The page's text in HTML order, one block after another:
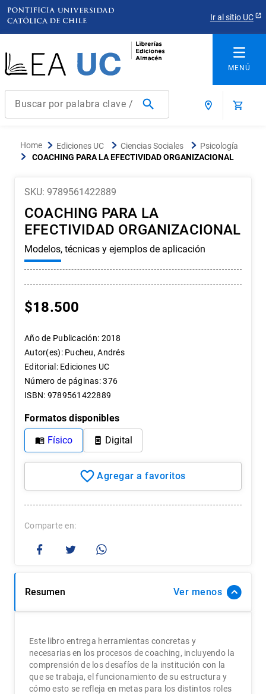
Ir al sitio UC
Buscar por palabra clave / título / autor / producto / ISBN
. derecho
ediciones uc
reúso
arquitectura
historia república chile
. arte
Ediciones UC Ciencias Sociales
Psicología
COACHING PARA LA EFECTIVIDAD ORGANIZACIONAL
SKU: 9789561422889
COACHING PARA LA
EFECTIVIDAD ORGANIZACIONAL
Modelos, técnicas y ejemplos de aplicación
$18.500
Año de Publicación: 2018
Autor(es): Pucheu, Andrés
Editorial: Ediciones UC
Número de páginas:376
ISBN: 9789561422889
Formatos disponibles
Físico
Digital
Comparte
Resumen Ver
Este libro entrega herramientas concretas y
necesarias en los procesos de coaching, incluyendo la
comprensión de los desafíos de la institución con la
que se trabaja, el funcionamiento de su estructura y
cómo esto se refleja en metas para los distintos roles